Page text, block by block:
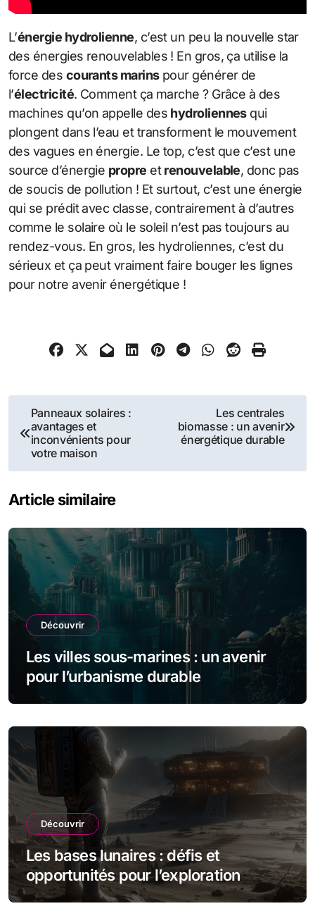
L’énergie hydrolienne, c’est un peu la nouvelle star
des énergies renouvelables ! En gros, ça utilise la
force des courants marinspour générer de
l’électricité. Comment ça marche ? Grâce à des
machines qu’on appelle des hydroliennesqui
plongent dans l’eau et transforment le mouvement
des vagues en énergie. Le top, c’est que c’est une
source d’énergie propre etrenouvelable, donc pas
de soucis de pollution ! Et surtout, c’est une énergie
qui se prédit avec classe, contrairement à d’autres
comme le solaire où le soleil n’est pas toujours au
rendez-vous. En gros, les hydroliennes, c’est du
sérieux et ça peut vraiment faire bouger les lignes
pour notre avenir énergétique !
Navigation
de
l’article
Panneaux solaires :
avantages et
inconvénients pour
votre maison
Les centrales
biomasse : un avenir
énergétique durable
Article similaire
Découvrir
Les villes sous-marines : un avenir
pour l’urbanisme durable
Découvrir
Les bases lunaires : défis et
opportunités pour l’exploration
spatiale